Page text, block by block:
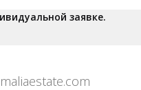
заявке.